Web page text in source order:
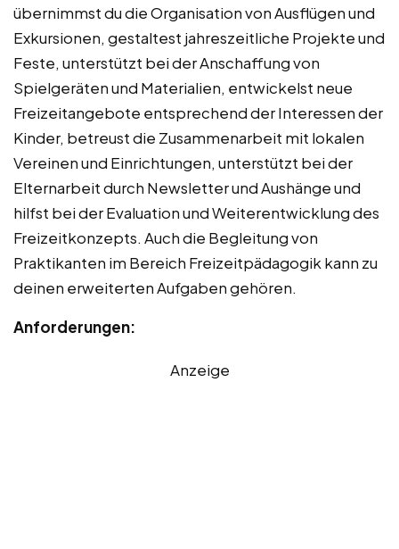
übernimmst du die Organisation von Ausflügen und
Exkursionen, gestaltest jahreszeitliche Projekte und
Feste, unterstützt bei der Anschaffung von
Spielgeräten und Materialien, entwickelst neue
Freizeitangebote entsprechend der Interessen der
Kinder, betreust die Zusammenarbeit mit lokalen
Vereinen und Einrichtungen, unterstützt bei der
Elternarbeit durch Newsletter und Aushänge und
hilfst bei der Evaluation und Weiterentwicklung des
Freizeitkonzepts. Auch die Begleitung von
Praktikanten im Bereich Freizeitpädagogik kann zu
deinen erweiterten Aufgaben gehören.
Anforderungen:
Anzeige